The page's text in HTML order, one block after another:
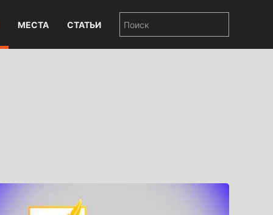
МЕСТА СТАТЬИ